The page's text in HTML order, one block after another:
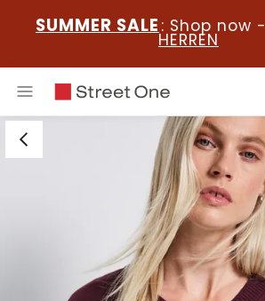
SUMMER SALE : Shop now -
HERREN